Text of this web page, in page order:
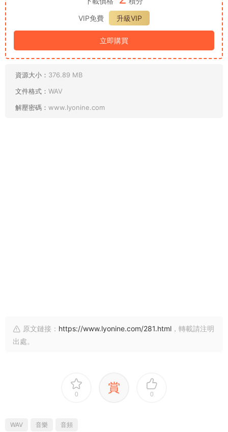
VIP免費
升級VIP
立即購買
資源大小： 376.89 MB
文件格式： WAV
解壓密碼： www.lyonine.com
原文鏈接： https://www.lyonine.com/281.html ，轉載請注明
出處。
0 賞 0
WAV 音樂 音頻